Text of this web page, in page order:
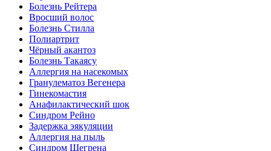
Болезнь Рейтера
Вросший волос
Болезнь Стилла
Полиартрит
Чёрный акантоз
Болезнь Такаясу
Аллергия на насекомых
Гранулематоз Вегенера
Гинекомастия
Анафилактический шок
Синдром Рейно
Задержка эякуляции
Аллергия на пыль
Синдром Шегрена